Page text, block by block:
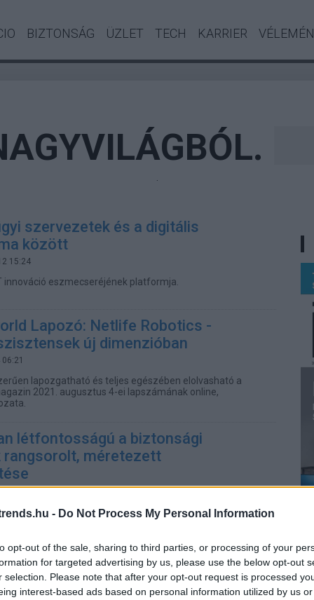
- Do Not Process My Personal Information
opt-out of the sale, sharing to third parties, or processing of your
for targeted advertising by us, please use the below opt-out
selection. Please note that after your opt-out request is processed
interest-based ads based on personal information utilized by us
BIZTONSÁG ÜZLET TECH KARRIER
szervezetek és a digitális
között
15:24
innováció eszmecseréjének platformja.
Lapozó: Netlife Robotics -
új dimenzióban
lapozgatható és teljes egészében elolvasható a
2021. augusztus 4-ei lapszámának online,
létfontosságú a biztonsági
rangsorolt, méretezett
fordulata világosan jelzi, hogy a szervezetek a
új modelljével segítenék elő a szoftverszállítás
felhőügyben